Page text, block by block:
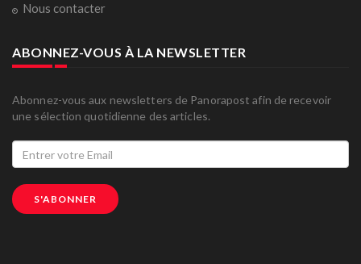
Nous contacter
ABONNEZ-VOUS À LA NEWSLETTER
Abonnez-vous aux newsletters de Panorapost afin de recevoir
une sélection quotidienne des articles.
S'ABONNER